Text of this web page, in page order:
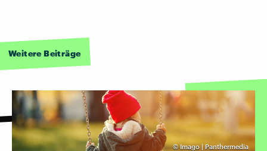
Weitere Beiträge
©Imago | Panthermedia